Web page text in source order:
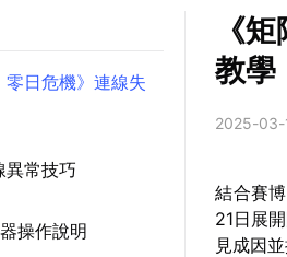
零日危機》連線失
異常技巧
操作說明
《
教學
2025-03-
結合賽
21日展
見成因